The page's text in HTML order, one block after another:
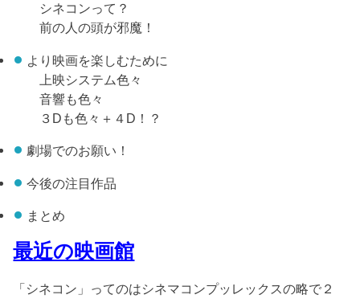
シネコンって？
前の人の頭が邪魔！
より映画を楽しむために
上映システム色々
音響も色々
３Dも色々＋４D！？
劇場でのお願い！
今後の注目作品
まとめ
最近の映画館
「シネコン」ってのはシネマコンプッレックスの略で２